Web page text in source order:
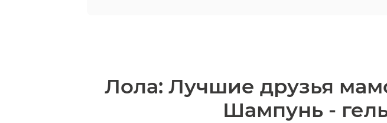
Лола: Лучшие друзья
Шампунь -